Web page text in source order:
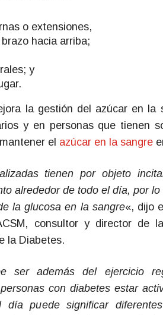
o extensiones,
hacia arriba;
y
la gestión del azúcar en la
y en personas que tienen
el azúcar en la sangre
tienen por objeto
alrededor de todo el día, por
la glucosa en la sangre«, dijo
consultor y director de
la Diabetes.
ser además del ejercicio
con diabetes estar
puede significar